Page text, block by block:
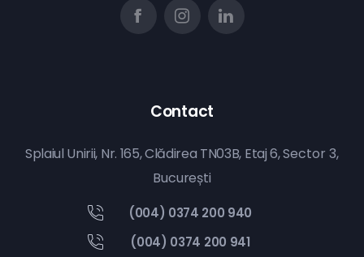
Contact
Splaiul Unirii, Nr. 165, Clădirea TN03B, Etaj 6,Sector 3,
București
(004) 0374 200 940
(004) 0374 200 941